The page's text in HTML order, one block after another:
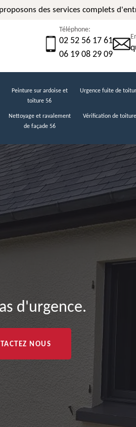
des services complets
Téléphone:
02 52 56 17 61
06 19 08 29 09
Peinture sur ardoise et
toiture 56
Urgence fuite de
Nettoyage et ravalement
de façade 56
Vérification de
d'urgence.
NOUS